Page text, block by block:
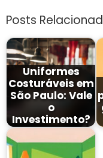
Posts
Uniformes
Costuráveis em
São Paulo: Vale
o
Investimento?